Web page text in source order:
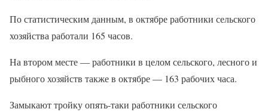
По статистическим данным, в октябре работники сельского
хозяйства работали 165 часов.
На втором месте — работники в целом сельского, лесного и
рыбного хозяйств также в октябре — 163 рабочих часа.
Замыкают тройку опять-таки работники сельского